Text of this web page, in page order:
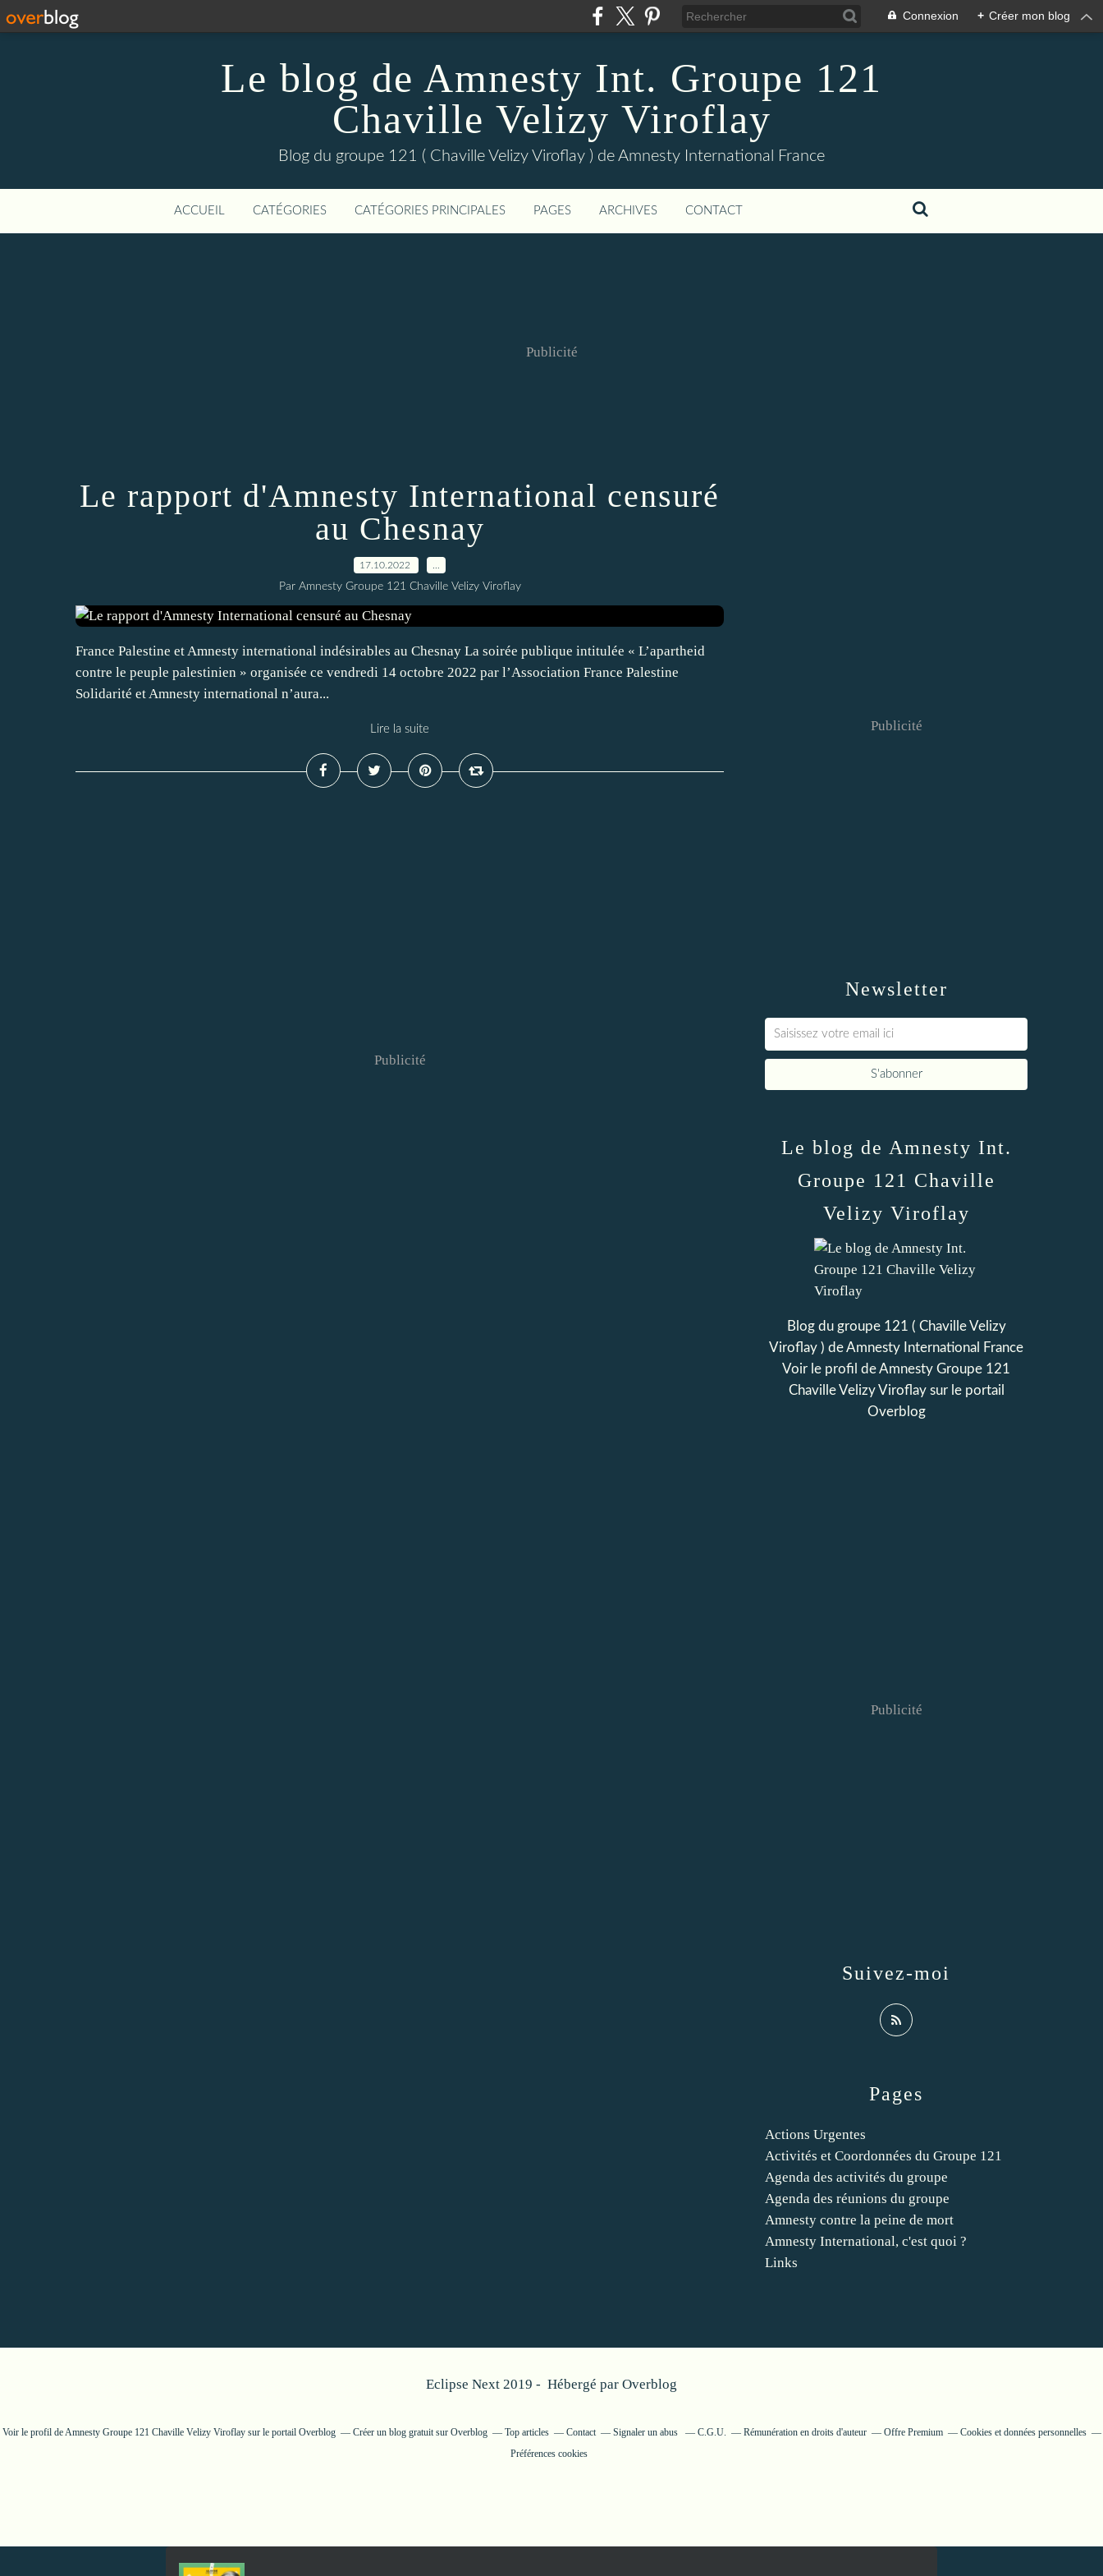
Connexion + Créer mon blog
Le blog de Amnesty Int. Groupe 121
Chaville Velizy Viroflay
Blog du groupe 121 ( Chaville Velizy Viroflay ) de Amnesty International France
ACCUEIL CATÉGORIES CATÉGORIES PRINCIPALES PAGES ARCHIVES CONTACT
Publicité
Le rapport d'Amnesty International censuré
au Chesnay
17.10.2022
Par Amnesty Groupe 121 Chaville Velizy Viroflay
France Palestine et Amnesty international indésirables au Chesnay La soirée publique intitulée « L’apartheid
contre le peuple palestinien » organisée ce vendredi 14 octobre 2022 par l’Association France Palestine
Solidarité et Amnesty international n’aura...
Lire la suite
Publicité
Newsletter
Publicité
Pages
Actions Urgentes
Activités et Coordonnées du Groupe 121
Agenda des activités du groupe
Agenda des réunions du groupe
Amnesty contre la peine de mort
Amnesty International, c'est quoi ?
Links
Le blog de Amnesty Int.
Groupe 121 Chaville
Velizy Viroflay
Blog du groupe 121 ( Chaville Velizy
Viroflay ) de Amnesty International France
Voir le profil deAmnesty Groupe 121
Chaville Velizy Viroflaysur le portail
Overblog
Suivez-moi
Publicité
Eclipse Next 2019 - Hébergé par Overblog
Voir le profil deAmnesty Groupe 121 Chaville Velizy Viroflaysur le portail Overblog Créer un blog gratuit sur Overblog Top articles Contact Signaler un abus C.G.U. Rémunération en droits d'auteur Offre Premium
Cookies et données personnelles
Préférences cookies